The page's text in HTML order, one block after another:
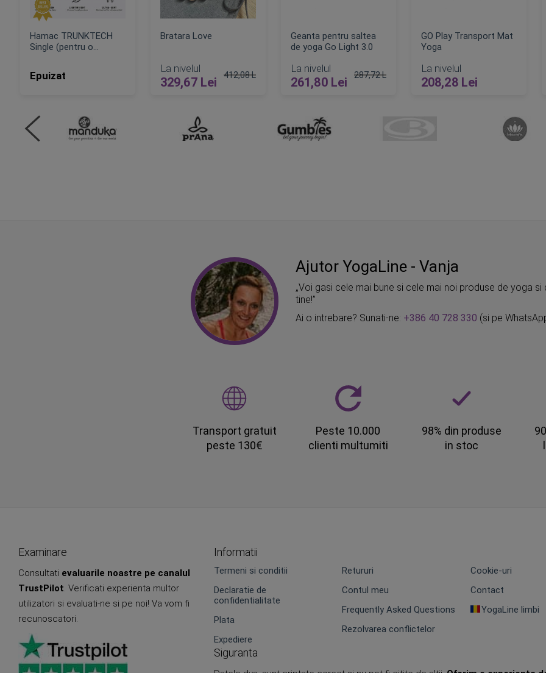
Hamac TRUNKTECH
Single (pentru o
Epuizat
Bratara Love
La nivelul
329,67 Lei
412,08 Lei
Geanta pentru saltea
de yoga Go Light 3.0
La nivelul
261,80 Lei
287,72 Lei
GO Play Transport Mat
Yoga
La nivelul
208,28 Lei
Ajutor YogaLine - Vanja
„Voi gasi cele mai bune si cele mai noi produse de yoga
tine!”
Ai o intrebare? Sunati-ne: +386 40 728 330 (si pe
Transport gratuit
peste 130€
Peste 10.000
clienti multumiti
98% din produse
in stoc
Examinare
Consultati evaluarile noastre pe canalul
TrustPilot. Verificati experienta multor
utilizatori si evaluati-ne si pe noi! Va vom fi
recunoscatori.
Informatii
Termeni si conditii
Declaratie de
confidentialitate
Plata
Expediere
Retururi
Contul meu
Frequently Asked Questions
Rezolvarea conflictelor
Cookie-uri
Contact
YogaLine limbi
Siguranta